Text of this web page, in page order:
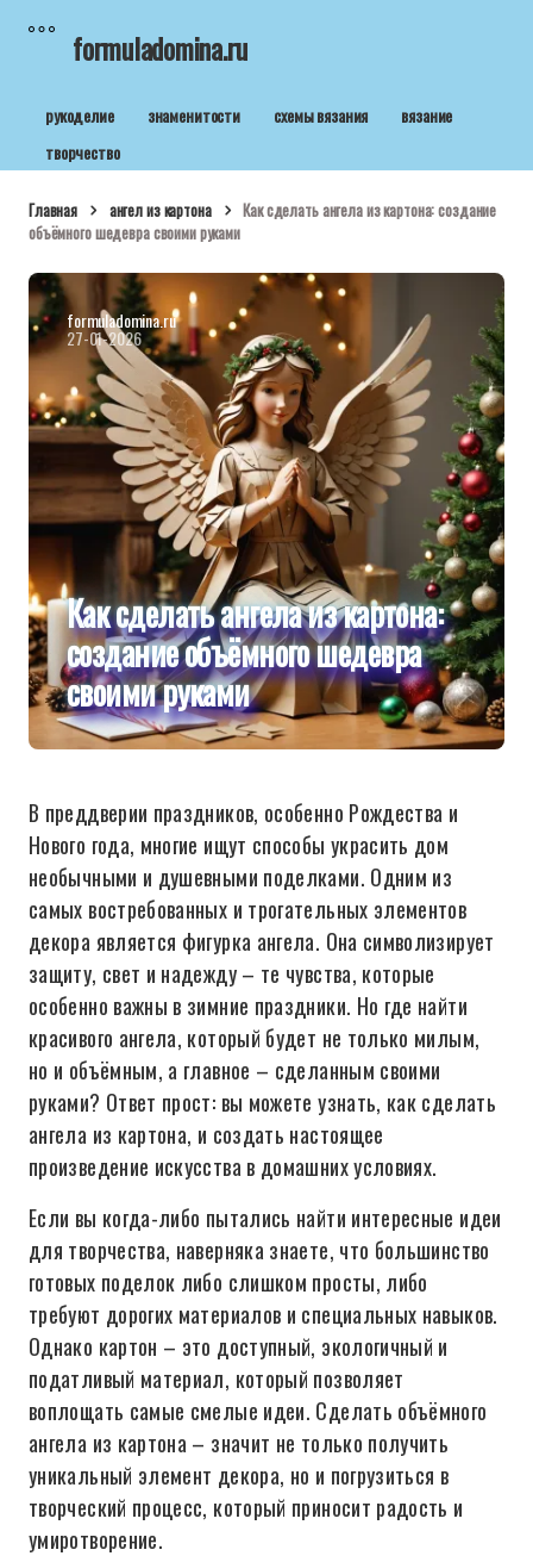
formuladomina.ru
рукоделие знаменитости схемы вязания
вязание
творчество
Главная ангел из картона
Как сделать ангела из картона: создание
объёмного шедевра своими руками
formuladomina.ru
27-01-2026
Как сделать ангела из картона:
создание объёмного шедевра
своими руками
В преддверии праздников, особенно Рождества и
Нового года, многие ищут способы украсить дом
необычными и душевными поделками. Одним из
самых востребованных и трогательных элементов
декора является фигурка ангела. Она символизирует
защиту, свет и надежду – те чувства, которые
особенно важны в зимние праздники. Но где найти
красивого ангела, который будет не только милым,
но и объёмным, а главное – сделанным своими
руками? Ответ прост: вы можете узнать, как сделать
ангела из картона, и создать настоящее
произведение искусства в домашних условиях.
Если вы когда-либо пытались найти интересные идеи
для творчества, наверняка знаете, что большинство
готовых поделок либо слишком просты, либо
требуют дорогих материалов и специальных навыков.
Однако картон – это доступный, экологичный и
податливый материал, который позволяет
воплощать самые смелые идеи. Сделать объёмного
ангела из картона – значит не только получить
уникальный элемент декора, но и погрузиться в
творческий процесс, который приносит радость и
умиротворение.